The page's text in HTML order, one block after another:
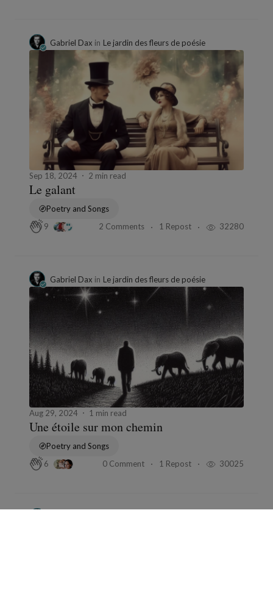
Gabriel Dax in Le jardin des fleurs de poésie
Sep 18, 2024 2 min read
Le galant
Poetry and Songs
9
2 Comments 1 Repost 32280
Gabriel Dax in Le jardin des fleurs de poésie
Aug 29, 2024 1 min read
Une étoile sur mon chemin
Poetry and Songs
6
0 Comment 1 Repost 30025